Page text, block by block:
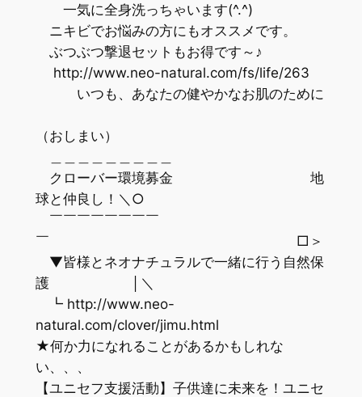
一気に全身洗っちゃいます(^.^)
ニキビでお悩みの方にもオススメです。
ぶつぶつ撃退セットもお得です～♪
http://www.neo-natural.com/fs/life/263
いつも、あなたの健やかなお肌のために
（おしまい）
クローバー環境募金 地
球と仲良し！＼○
￣￣￣￣￣￣￣￣
￣ □＞
▼皆様とネオナチュラルで一緒に行う自然保
護 │＼
┗ http://www.neo-
natural.com/clover/jimu.html
★何か力になれることがあるかもしれな
い、、、
【ユニセフ支援活動】子供達に未来を！ユニセ